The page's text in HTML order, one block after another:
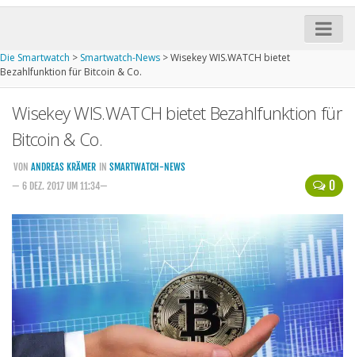
iPhone kaufen
Startseite
Kommende Smartwatches
Handytarife
BASE
Smartphonetarife
Datentarife
Smartphonetarife
Prepaid-Tarife
Die Smartwatch > Smartwatch-News >Wisekey WIS.WATCH bietet
Bezahlfunktion für Bitcoin & Co.
Wisekey WIS.WATCH bietet Bezahlfunktion für
Bitcoin & Co.
0
VON ANDREAS KRÄMER IN SMARTWATCH-NEWS
— 6 DEZ. 2017 UM 11:34—